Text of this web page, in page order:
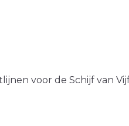
voor de Schijf van